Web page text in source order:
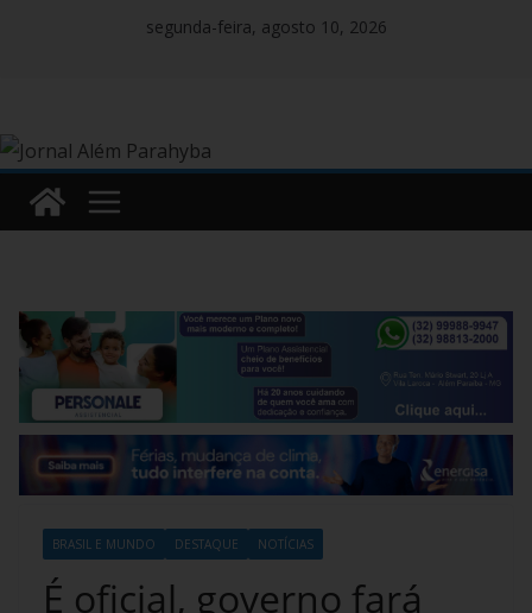
segunda-feira, agosto 10, 2026
BRASIL E MUNDO DESTAQUE NOTÍCIAS
É oficial, governo fará